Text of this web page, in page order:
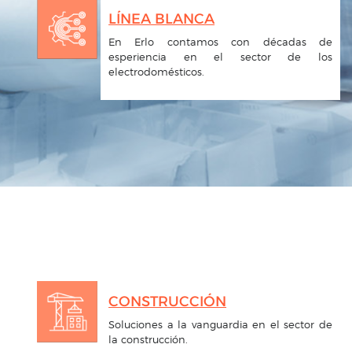
LÍNEA BLANCA
En Erlo contamos con décadas de
esperiencia en el sector de los
electrodomésticos.
CONSTRUCCIÓN
Soluciones a la vanguardia en el sector de
la construcción.